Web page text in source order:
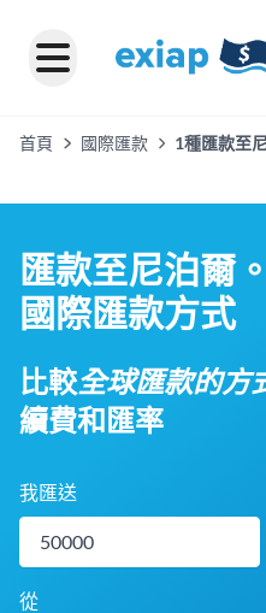
首頁 國際匯款
1種匯款至
匯款至尼泊爾
國際匯款方式
比較全球匯款的方
續費和匯率
我匯送
從